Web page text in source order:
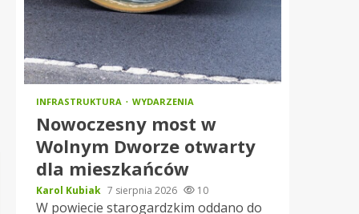
INFRASTRUKTURA WYDARZENIA
Nowoczesny most w
Wolnym Dworze otwarty
dla mieszkańców
Karol Kubiak 7 sierpnia 2026 10
W powiecie starogardzkim oddano do